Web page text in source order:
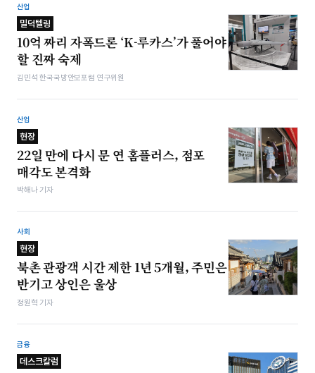
산업
밀덕텔링
10억 짜리 자폭드론 ‘K-루카스’가 풀어야
할 진짜 숙제
김민석 한국국방안보포럼 연구위원
산업
현장
22일 만에 다시 문 연 홈플러스, 점포
매각도 본격화
박해나 기자
사회
현장
북촌 관광객 시간 제한 1년 5개월, 주민은
반기고 상인은 울상
정원혁 기자
금융
데스크칼럼